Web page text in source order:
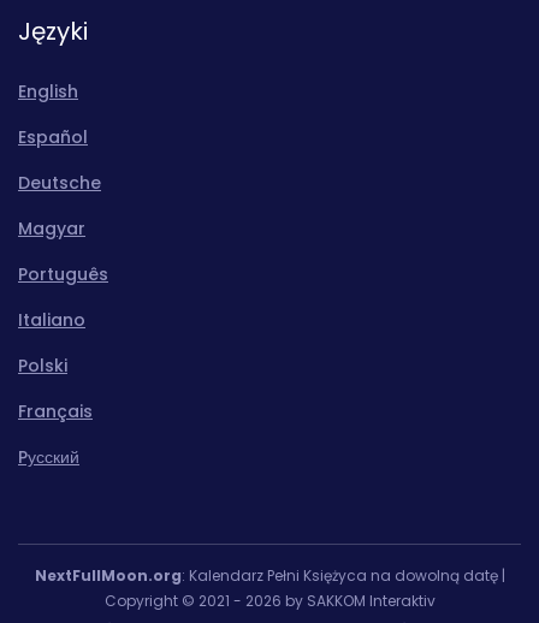
Języki
English
Español
Deutsche
Magyar
Português
Italiano
Polski
Français
Pусский
NextFullMoon.org: Kalendarz Pełni Księżyca na dowolną datę |
Copyright © 2021 - 2026 by SAKKOM Interaktiv